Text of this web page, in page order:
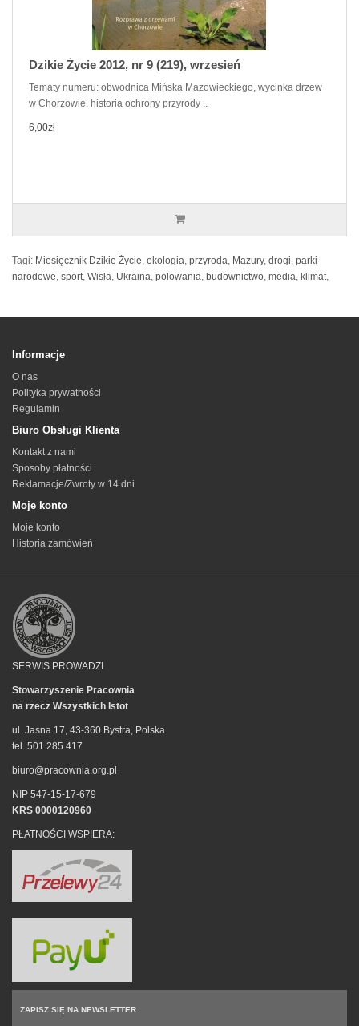
Dzikie Życie 2012, nr 9 (219), wrzesień
Tematy numeru: obwodnica Mińska Mazowieckiego, wycinka drzew
w Chorzowie, historia ochrony przyrody ..
6,00zł
Tagi: Miesięcznik Dzikie Życie, ekologia, przyroda, Mazury, drogi, parki
narodowe, sport, Wisła, Ukraina, polowania, budownictwo, media, klimat,
Informacje
O nas
Polityka prywatności
Regulamin
Biuro Obsługi Klienta
Kontakt z nami
Sposoby płatności
Reklamacje/Zwroty w 14 dni
Moje konto
Moje konto
Historia zamówień
SERWIS PROWADZI
Stowarzyszenie Pracownia
na rzecz Wszystkich Istot
ul. Jasna 17, 43-360 Bystra, Polska
tel. 501 285 417
biuro@pracownia.org.pl
NIP 547-15-17-679
KRS 0000120960
PŁATNOŚCI WSPIERA:
ZAPISZ SIĘ NA NEWSLETTER